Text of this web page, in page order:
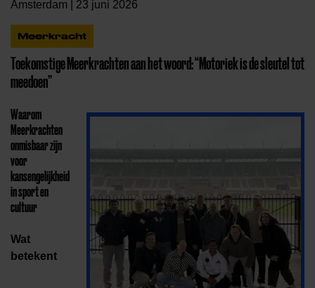
Amsterdam | 23 juni 2026
Meerkracht
Toekomstige Meerkrachten aan het woord: “Motoriek is de sleutel tot
meedoen”
Waarom
Meerkrachten
onmisbaar zijn
voor
kansengelijkheid
in sport en
cultuur
Wat
betekent